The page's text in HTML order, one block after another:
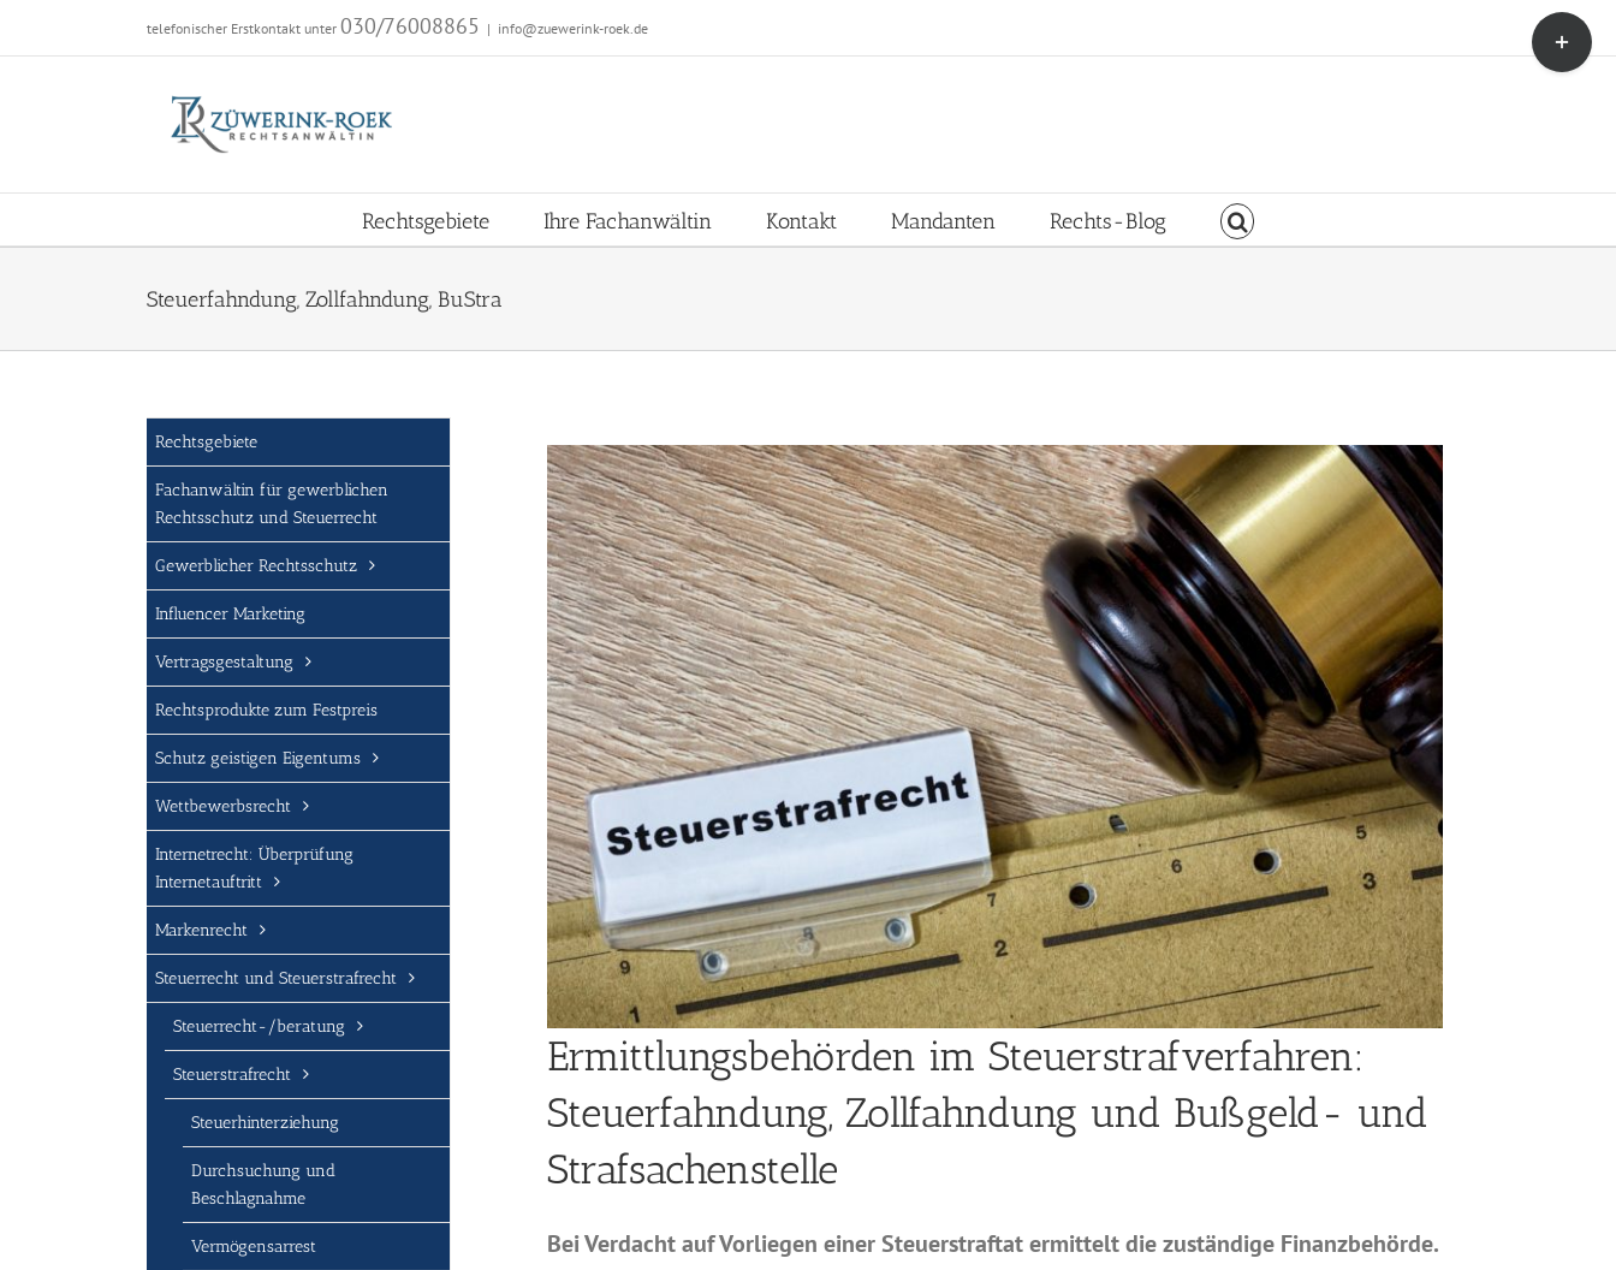
Inhalt
telefonischer Erstkontakt unter 030/76008865 | info@zuewerink-roek.de
Rechtsgebiete Ihre Fachanwältin Kontakt Mandanten Rechts-Blog
Steuerfahndung, Zollfahndung, BuStra
Ermittlungsbehörden im Steuerstrafverfahren:
Steuerfahndung, Zollfahndung und Bußgeld- und
Strafsachenstelle
Bei Verdacht auf Vorliegen einer Steuerstraftat ermittelt die zuständige Finanzbehörde.
Rechtsgebiete
Fachanwältin für gewerblichen
Rechtsschutz und Steuerrecht
Gewerblicher Rechtsschutz
Influencer Marketing
Vertragsgestaltung
Rechtsprodukte zum Festpreis
Schutz geistigen Eigentums
Wettbewerbsrecht
Internetrecht: Überprüfung
Internetauftritt
Markenrecht
Steuerrecht und Steuerstrafrecht
Steuerrecht-/beratung
Steuerstrafrecht
Steuerhinterziehung
Durchsuchung und
Beschlagnahme
Vermögensarrest
Toggle
Sliding